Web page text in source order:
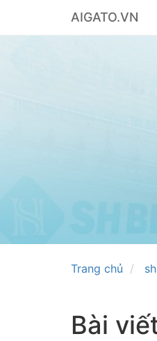
AIGATO.VN
Trang chủ
Bài